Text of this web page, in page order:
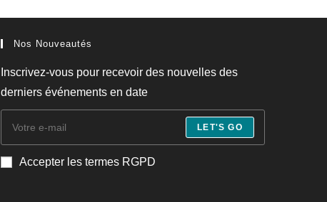
Nos Nouveautés
Inscrivez-vous pour recevoir des nouvelles des
derniers événements en date
LET'S GO
Accepter les termes RGPD